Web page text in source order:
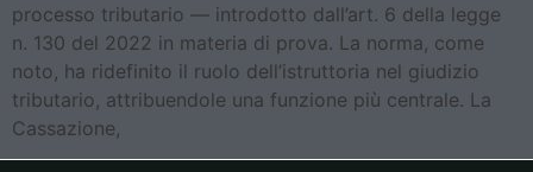
processo tributario — introdotto dall’art. 6 della legge
n. 130 del 2022 in materia di prova. La norma, come
noto, ha ridefinito il ruolo dell’istruttoria nel giudizio
tributario, attribuendole una funzione più centrale. La
Cassazione,